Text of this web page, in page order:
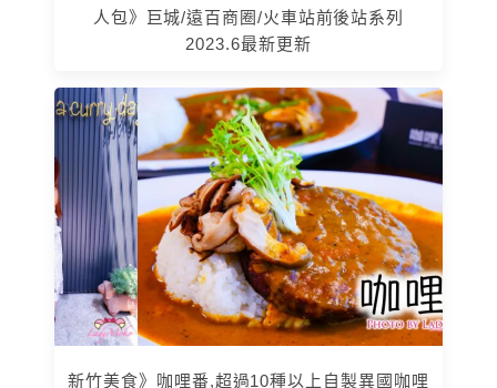
人包》巨城/遠百商圈/火車站前後站系列
2023.6最新更新
新竹美食》咖哩番,超過10種以上自製異國咖哩